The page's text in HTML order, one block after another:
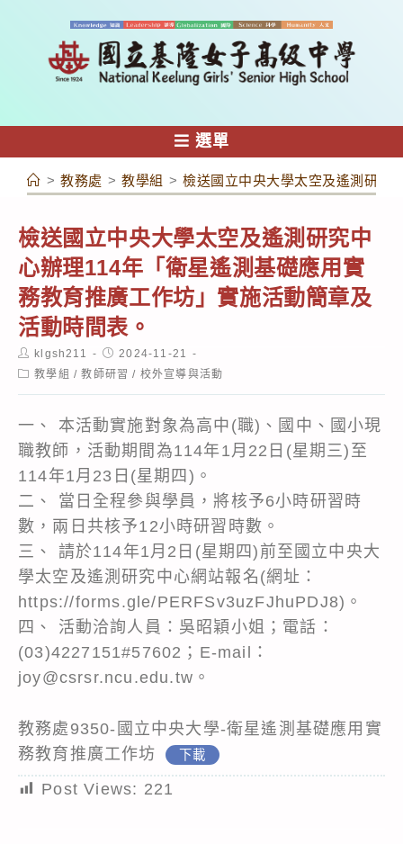
容
選單
> 教務處 > 教學組 > 檢送國立中央大學太空及遙測研究
檢送國立中央大學太空及遙測研究中
心辦理114年「衛星遙測基礎應用實
務教育推廣工作坊」實施活動簡章及
活動時間表。
Post
author:
klgsh211
Post
published:
2024-11-21
Post教學組 / 教師研習 / 校外宣導與活動
一、 本活動實施對象為高中(職)、國中、國小現
職教師，活動期間為114年1月22日(星期三)至
114年1月23日(星期四)。
二、 當日全程參與學員，將核予6小時研習時
數，兩日共核予12小時研習時數。
三、 請於114年1月2日(星期四)前至國立中央大
學太空及遙測研究中心網站報名(網址：
https://forms.gle/PERFSv3uzFJhuPDJ8)。
四、 活動洽詢人員：吳昭穎小姐；電話：
(03)4227151#57602；E-mail：
joy@csrsr.ncu.edu.tw。
教務處9350-國立中央大學-衛星遙測基礎應用實
務教育推廣工作坊
下載
Post Views: 221